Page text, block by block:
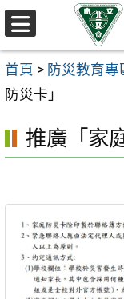
跳至主要內容區
首頁 > 防災教育專
防災卡」
推廣「家
選
單